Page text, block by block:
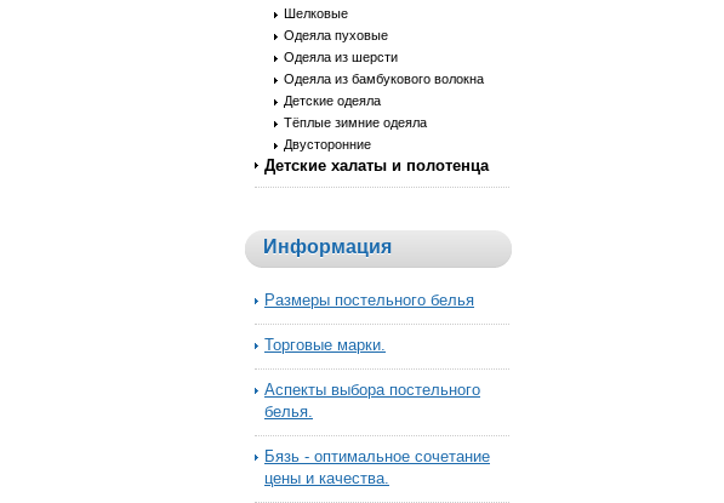
Шелковые
Одеяла пуховые
Одеяла из шерсти
Одеяла из бамбукового волокна
Детские одеяла
Тёплые зимние одеяла
Двусторонние
Детские халаты и полотенца
Информация
Размеры постельного белья
Торговые марки.
Аспекты выбора постельного
белья.
Бязь - оптимальное сочетание
цены и качества.